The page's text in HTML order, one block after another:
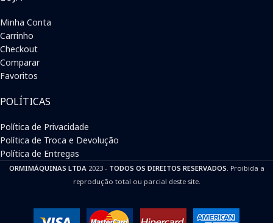
Minha Conta
Carrinho
Checkout
Comparar
Favoritos
POLÍTICAS
Política de Privacidade
Política de Troca e Devolução
Política de Entregas
ORMIMÁQUINAS LTDA 2023 - TODOS OS DIREITOS RESERVADOS . Proibida a
reprodução total ou parcial deste site.